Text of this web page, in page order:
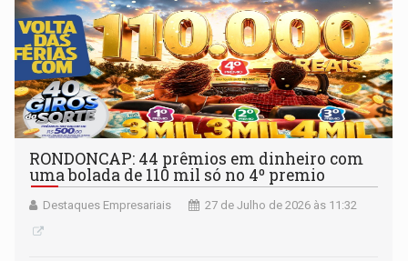
RONDONCAP: 44 prêmios em dinheiro com
uma bolada de 110 mil só no 4º premio
Destaques Empresariais 27 de Julho de 2026 às 11:32